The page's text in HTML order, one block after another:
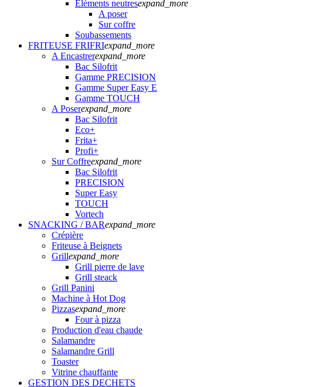
Eléments neutresexpand_more
A poser
Sur coffre
Soubassements
FRITEUSE FRIFRIexpand_more
A Encastrerexpand_more
Bac Silofrit
Gamme PRECISION
Gamme Super Easy E
Gamme TOUCH
A Poserexpand_more
Bac Silofrit
Eco+
Frita+
Profi+
Sur Coffreexpand_more
Bac Silofrit
PRECISION
Super Easy
TOUCH
Vortech
SNACKING / BARexpand_more
Crépière
Friteuse à Beignets
Grillexpand_more
Grill pierre de lave
Grill steack
Grill Panini
Machine à Hot Dog
Pizzasexpand_more
Four à pizza
Production d'eau chaude
Salamandre
Salamandre Grill
Toaster
Vitrine chauffante
GESTION DES DECHETS